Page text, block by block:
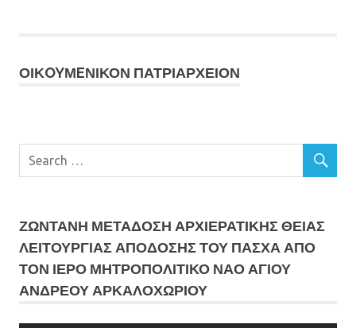
ΟΙΚOYΜEΝΙΚΟΝ ΠΑΤΡΙΑΡΧΕΙΟΝ
ΖΩΝΤΑΝΗ ΜΕΤΆΔΟΣΗ ΑΡΧΙΕΡΑΤΙΚΗΣ ΘΕΙΑΣ
ΛΕΙΤΟΥΡΓΙΑΣ ΑΠΟΔΟΣΗΣ ΤΟΥ ΠΑΣΧΑ ΑΠΟ
ΤΟΝ ΙΕΡΟ ΜΗΤΡΟΠΟΛΙΤΙΚΟ ΝΑΟ ΑΓΙΟΥ
ΑΝΔΡΕΟΥ ΑΡΚΑΛΟΧΩΡΙΟΥ